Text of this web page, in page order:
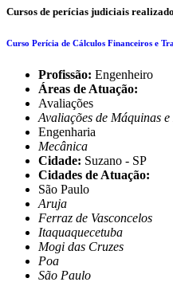
Cursos de perícias judiciais
Curso Perícia de Cálculos Financeiros e
Profissão: Engenheiro
Áreas de Atuação:
Avaliações
Avaliações de Máquinas
Engenharia
Mecânica
Cidade: Suzano - SP
Cidades de Atuação:
São Paulo
Aruja
Ferraz de Vasconcelos
Itaquaquecetuba
Mogi das Cruzes
Poa
São Paulo